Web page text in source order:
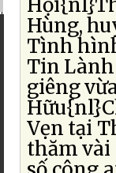
Hùng,
Tình
Tin
giêng
Vẹn tại
thăm vài